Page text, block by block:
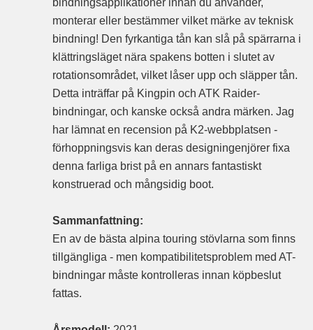
monterar eller bestämmer vilket märke av teknisk
bindning! Den fyrkantiga tån kan slå på spärrarna i
klättringsläget nära spakens botten i slutet av
rotationsområdet, vilket låser upp och släpper tån.
Detta inträffar på Kingpin och ATK Raider-
bindningar, och kanske också andra märken. Jag
har lämnat en recension på K2-webbplatsen -
förhoppningsvis kan deras designingenjörer fixa
denna farliga brist på en annars fantastiskt
konstruerad och mångsidig boot.
Sammanfattning:
En av de bästa alpina touring stövlarna som finns
tillgängliga - men kompatibilitetsproblem med AT-
bindningar måste kontrolleras innan köpbeslut
fattas.